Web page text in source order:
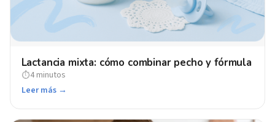
Lactancia mixta: cómo combinar pecho y fórmula
⏱4 minutos
Leer más →